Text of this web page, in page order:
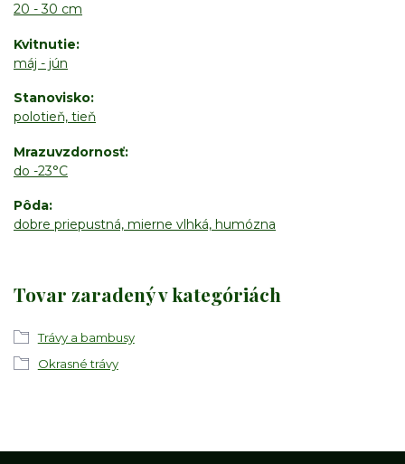
20 - 30 cm
Kvitnutie
máj - jún
Stanovisko
polotieň, tieň
Mrazuvzdornosť
do -23°C
Pôda
dobre priepustná, mierne vlhká, humózna
Tovar zaradený v kategóriách
Trávy a bambusy
Okrasné trávy